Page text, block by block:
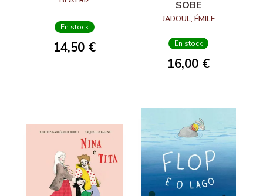
En stock
14,50 €
SOBE
JADOUL, ÉMILE
En stock
16,00 €